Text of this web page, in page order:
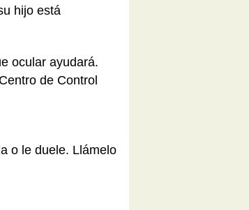
hijo está
ocular ayudará.
de Control
o le duele. Llámelo